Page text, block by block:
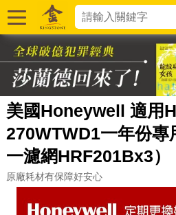
美國Honeywell 適用
270WTWD1一年份專
一濾網HRF201Bx3）
原廠耗材有保障好安心